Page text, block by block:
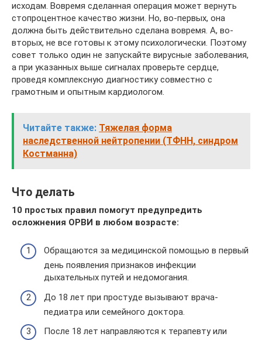
исходам. Вовремя сделанная операция может вернуть
стопроцентное качество жизни. Но, во-первых, она
должна быть действительно сделана вовремя. А, во-
вторых, не все готовы к этому психологически. Поэтому
совет только один не запускайте вирусные заболевания,
а при указанных выше сигналах проверьте сердце,
проведя комплексную диагностику совместно с
грамотным и опытным кардиологом.
Читайте также: Тяжелая форма
наследственной нейтропении (ТФНН, синдром
Костманна)
Что делать
10 простых правил помогут предупредить
осложнения ОРВИ в любом возрасте:
Обращаются за медицинской помощью в первый
день появления признаков инфекции
дыхательных путей и недомогания.
До 18 лет при простуде вызывают врача-
педиатра или семейного доктора.
После 18 лет направляются к терапевту или